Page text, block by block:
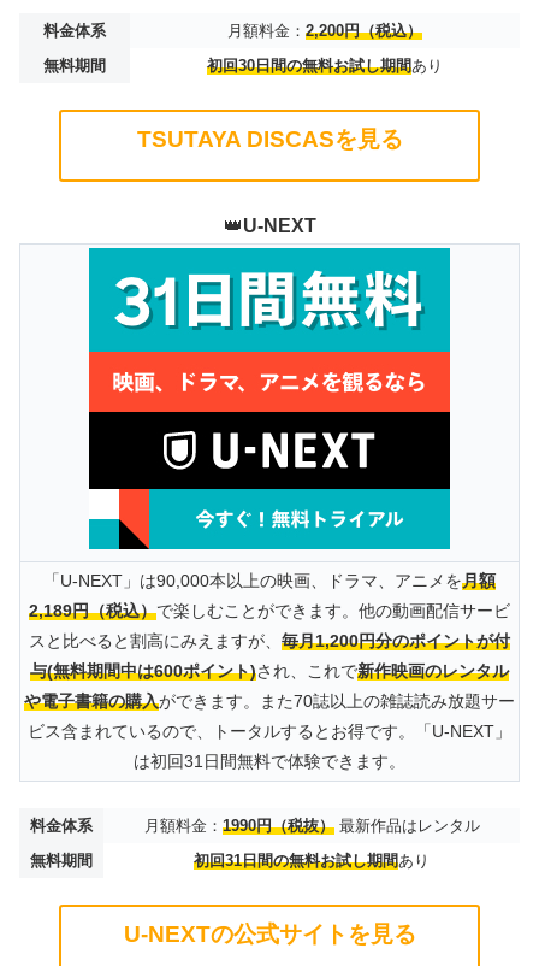
料金体系 月額料金： 2,200円（税込）
無料期間
初回30日間の無料お試し期間あり
TSUTAYA DISCASを見る
👑U-NEXT
「U-NEXT」は90,000本以上の映画、ドラマ、アニメを月額
2,189円（税込）で楽しむことができます。他の動画配信サービ
スと比べると割高にみえますが、 毎月1,200円分のポイントが付
与(無料期間中は600ポイント)され、これで新作映画のレンタル
や電子書籍の購入ができます。また70誌以上の雑誌読み放題サー
ビス含まれているので、トータルするとお得です。「U-NEXT」
は初回31日間無料で体験できます。
料金体系 月額料金： 1990円（税抜）最新作品はレンタル
無料期間
初回31日間の無料お試し期間あり
U-NEXTの公式サイトを見る